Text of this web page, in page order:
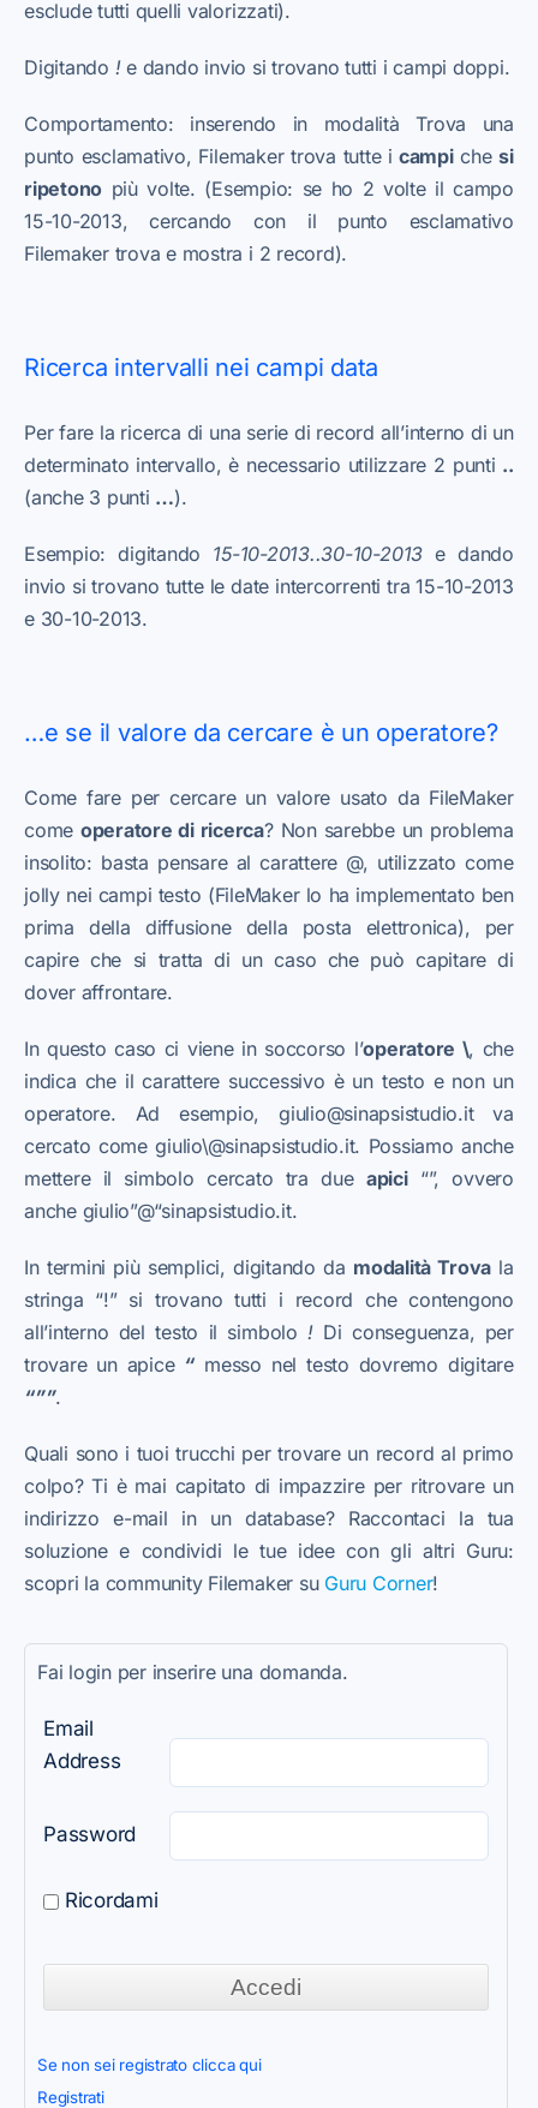
esclude tutti quelli valorizzati).
Digitando !e dando invio si trovano tutti i campi doppi.
Comportamento: inserendo in modalità Trova una
punto esclamativo, Filemaker trova tutte i campichesi
ripetono più volte. (Esempio: se ho 2 volte il campo
15-10-2013, cercando con il punto esclamativo
Filemaker trova e mostra i 2 record).
Ricerca intervalli nei campi data
Per fare la ricerca di una serie di record all’interno di un
determinato intervallo, è necessario utilizzare 2 punti ..
(anche 3 punti …).
Esempio: digitando 15-10-2013..30-10-2013e dando
invio si trovano tutte le date intercorrenti tra 15-10-2013
e 30-10-2013.
…e se il valore da cercare è un operatore?
Come fare per cercare un valore usato da FileMaker
come operatore di ricerca? Non sarebbe un problema
insolito: basta pensare al carattere @, utilizzato come
jolly nei campi testo (FileMaker lo ha implementato ben
prima della diffusione della posta elettronica), per
capire che si tratta di un caso che può capitare di
dover affrontare.
In questo caso ci viene in soccorso l’operatore \, che
indica che il carattere successivo è un testo e non un
operatore. Ad esempio, giulio@sinapsistudio.it va
cercato come giulio\@sinapsistudio.it. Possiamo anche
mettere il simbolo cercato tra due apici“”, ovvero
anche giulio”@“sinapsistudio.it.
In termini più semplici, digitando da modalità Trova la
stringa “!” si trovano tutti i record che contengono
all’interno del testo il simbolo!Di conseguenza, per
trovare un apice “ messo nel testo dovremo digitare
“””.
Quali sono i tuoi trucchi per trovare un record al primo
colpo? Ti è mai capitato di impazzire per ritrovare un
indirizzo e-mail in un database? Raccontaci la tua
soluzione e condividi le tue idee con gli altri Guru:
scopri la community Filemaker su Guru Corner!
Fai login per inserire una domanda.
Email
Address
Password
Ricordami
Se non sei registrato clicca qui
Registrati